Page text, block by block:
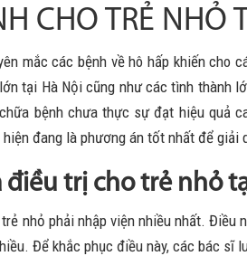
CHO TRẺ NHỎ
mắc các bệnh về hô hấp khiến cho
tại Hà Nội cũng như các tình thành
bệnh chưa thực sự đạt hiệu quả
hiện đang là phương án tốt nhất để giải
điều trị cho trẻ nhỏ
nhỏ phải nhập viện nhiều nhất. Điều
Để khắc phục điều này, các bác sĩ